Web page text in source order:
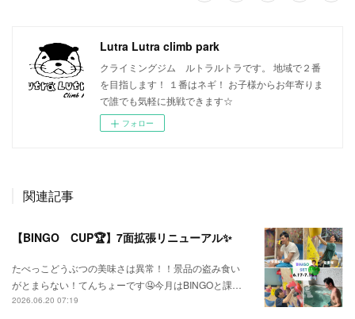
Lutra Lutra climb park
クライミングジム ルトラルトラです。 地域で２番
を目指します！ １番はネギ！ お子様からお年寄りま
で誰でも気軽に挑戦できます☆
フォロー
関連記事
【BINGO CUP🏆】7面拡張リニューアル✨
たべっこどうぶつの美味さは異常！！景品の盗み食い
がとまらない！てんちょーです🤤今月はBINGOと課…
2026.06.20 07:19